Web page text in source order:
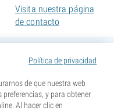
Política de privacidad
de que nuestra web
y para obtener
Al hacer clic en
Visita nuestra página
de contacto